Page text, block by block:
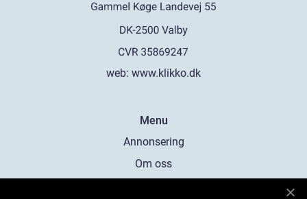
web: www.klikko.dk
Menu
Annonsering
Om oss